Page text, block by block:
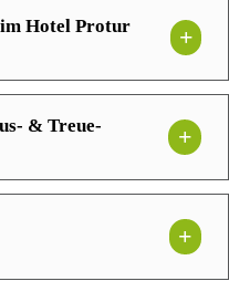
im Hotel Protur
& Treue-